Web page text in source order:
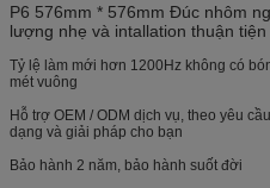
P6 576mm * 576mm Đúc nhôm
lượng nhẹ và intallation thuận tiện
Tỷ lệ làm mới hơn 1200Hz không có
mét vuông
Hỗ trợ OEM / ODM dịch vụ, theo yêu
dạng và giải pháp cho bạn
Bảo hành 2 năm, bảo hành suốt đời